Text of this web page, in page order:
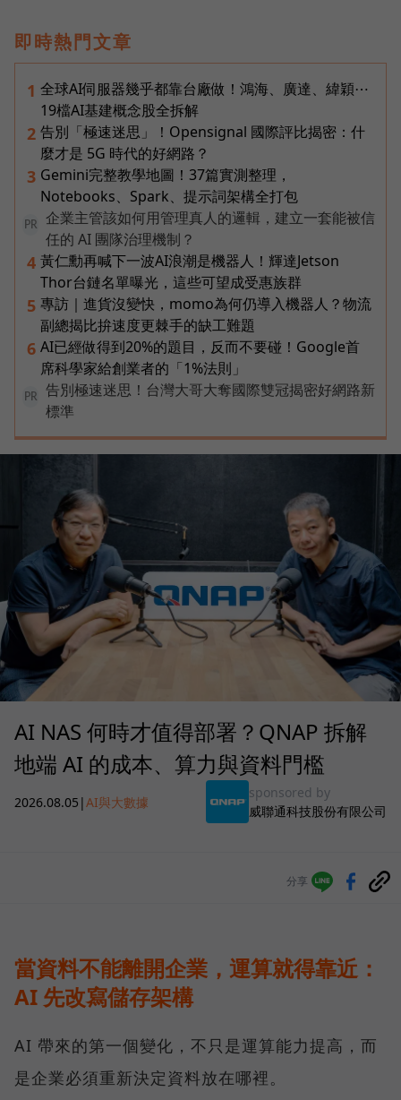
即時熱門文章
1 全球AI伺服器幾乎都靠台廠做！鴻海、廣達、緯穎⋯
19檔AI基建概念股全拆解
2 告別「極速迷思」！Opensignal 國際評比揭密：什
麼才是 5G 時代的好網路？
3 Gemini完整教學地圖！37篇實測整理，
Notebooks、Spark、提示詞架構全打包
PR
企業主管該如何用管理真人的邏輯，建立一套能被信
任的 AI 團隊治理機制？
4 黃仁勳再喊下一波AI浪潮是機器人！輝達Jetson
Thor台鏈名單曝光，這些可望成受惠族群
5 專訪｜進貨沒變快，momo為何仍導入機器人？物流
副總揭比拚速度更棘手的缺工難題
6 AI已經做得到20%的題目，反而不要碰！Google首
席科學家給創業者的「1%法則」
PR
告別極速迷思！台灣大哥大奪國際雙冠揭密好網路新
標準
AI NAS 何時才值得部署？QNAP 拆解
地端 AI 的成本、算力與資料門檻
2026.08.05 |AI與大數據
sponsored by
威聯通科技股份有限公司
分享
當資料不能離開企業，運算就得靠近：
AI 先改寫儲存架構
AI 帶來的第一個變化，不只是運算能力提高，而
是企業必須重新決定資料放在哪裡。